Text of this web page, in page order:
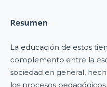
Resumen
La educación de estos
complemento entre la
sociedad en general,
los procesos